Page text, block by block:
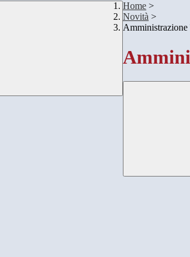
Home >
Novità >
Amministrazione